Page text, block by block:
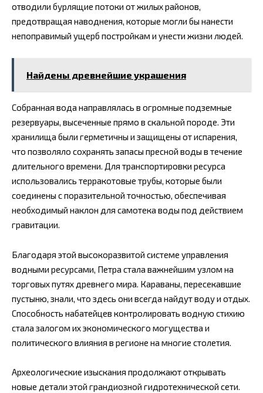
отводили бурлящие потоки от жилых районов,
предотвращая наводнения, которые могли бы нанести
непоправимый ущерб постройкам и унести жизни людей.
Найдены древнейшие украшения
Собранная вода направлялась в огромные подземные
резервуары, высеченные прямо в скальной породе. Эти
хранилища были герметичны и защищены от испарения,
что позволяло сохранять запасы пресной воды в течение
длительного времени. Для транспортировки ресурса
использовались терракотовые трубы, которые были
соединены с поразительной точностью, обеспечивая
необходимый наклон для самотека воды под действием
гравитации.
Благодаря этой высокоразвитой системе управления
водными ресурсами, Петра стала важнейшим узлом на
торговых путях древнего мира. Караваны, пересекавшие
пустыню, знали, что здесь они всегда найдут воду и отдых.
Способность набатейцев контролировать водную стихию
стала залогом их экономического могущества и
политического влияния в регионе на многие столетия.
Археологические изыскания продолжают открывать
новые детали этой грандиозной гидротехнической сети.